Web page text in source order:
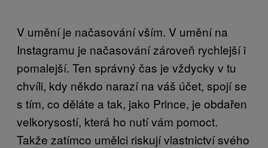
V umění je načasování vším. V umění na
Instagramu je načasování zároveň rychlejší i
pomalejší. Ten správný čas je vždycky v tu
chvíli, kdy někdo narazí na váš účet, spojí se
s tím, co děláte a tak, jako Prince, je obdařen
velkorysostí, která ho nutí vám pomoct.
Takže zatímco umělci riskují vlastnictví svého